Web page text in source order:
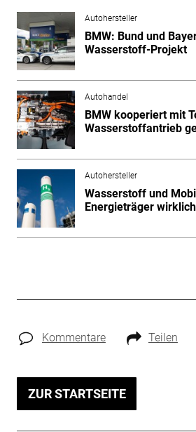
Autohersteller
BMW: Bund und
Wasserstoff-Projekt
Autohandel
BMW kooperiert mit
Wasserstoffantrieb
Autohersteller
Wasserstoff und
Energieträger
Kommentare Teilen
ZUR STARTSEITE